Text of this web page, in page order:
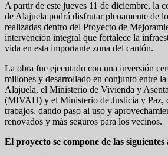
A partir de este jueves 11 de diciembre, la
de Alajuela podrá disfrutar plenamente de
realizadas dentro del Proyecto de
intervención integral que fortalece la
vida en esta importante zona del cantón.
La obra fue ejecutado con una inversión
millones y desarrollado en conjunto entre
Alajuela, el Ministerio de Vivienda y
(MIVAH) y el Ministerio de Justicia y Paz,
trabajos, dando paso al uso y
renovados y más seguros para los vecinos.
El proyecto se compone de las siguientes